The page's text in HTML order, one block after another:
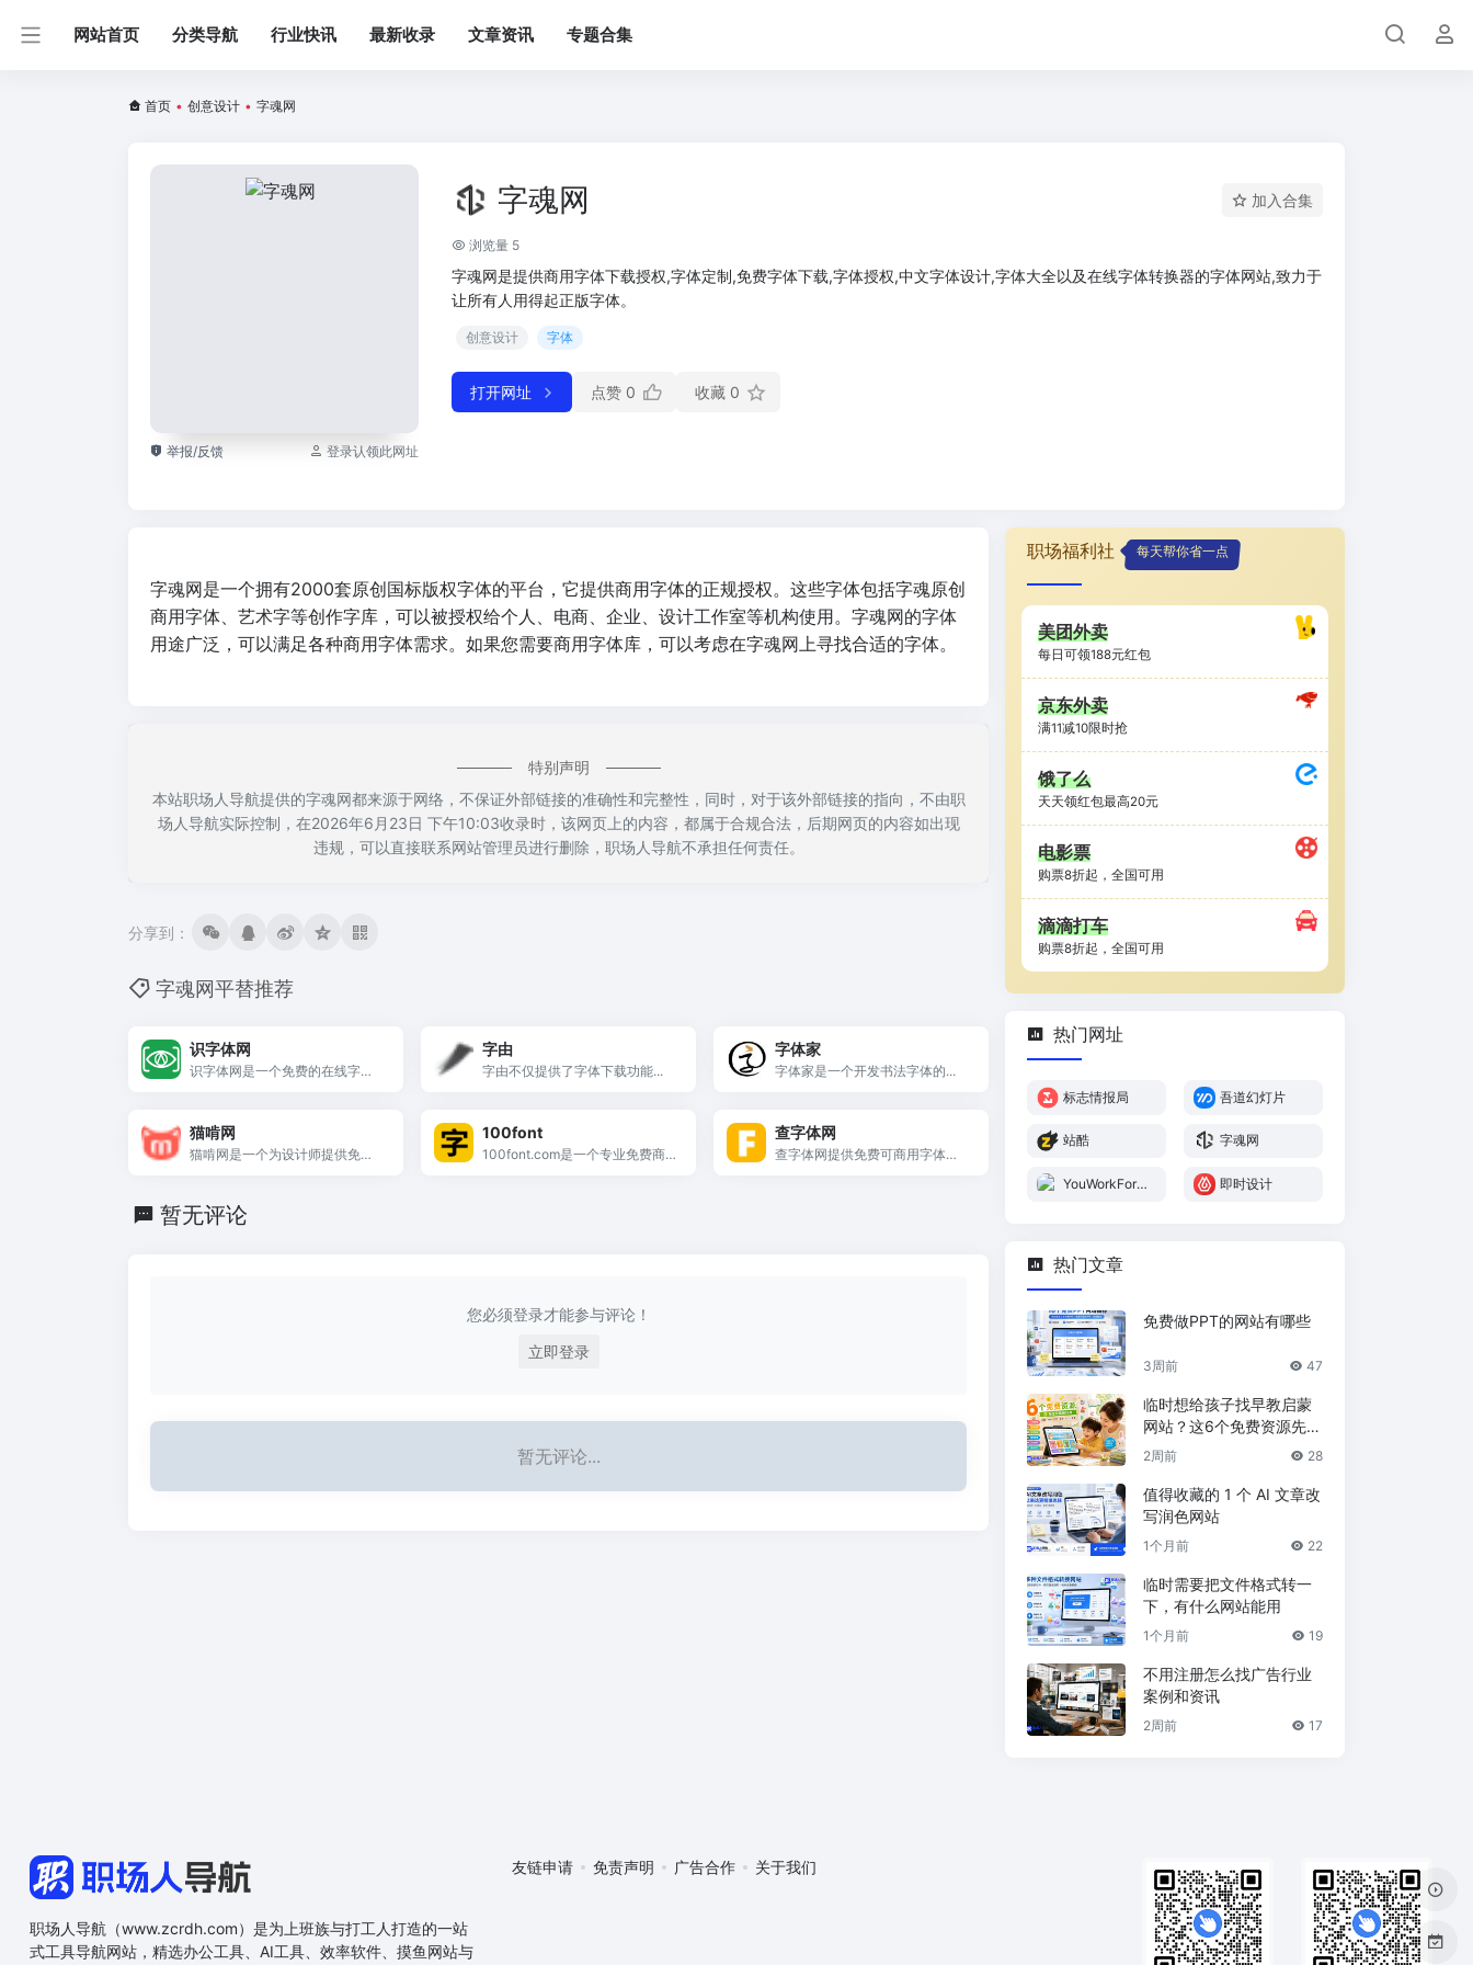
网站首页 分类导航 行业快讯 最新收录 文章资讯 专题合集
首页 • 创意设计 • 字魂网
举报/反馈 登录认领此网址
字魂网 加入合集
浏览量 5
字魂网是提供商用字体下载授权,字体定制,免费字体下载,字体授权,中文字体设计,字体大全以及在线字体转换器的字体网站,致力于
让所有人用得起正版字体。
创意设计 字体
打开网址 点赞 0 收藏 0
字魂网是一个拥有2000套原创国标版权字体的平台，它提供商用字体的正规授权。这些字体包括字魂原创
商用字体、艺术字等创作字库，可以被授权给个人、电商、企业、设计工作室等机构使用。字魂网的字体
用途广泛，可以满足各种商用字体需求。如果您需要商用字体库，可以考虑在字魂网上寻找合适的字体。
特别声明
本站职场人导航提供的字魂网都来源于网络，不保证外部链接的准确性和完整性，同时，对于该外部链接的指向，不由职
场人导航实际控制，在2026年6月23日 下午10:03收录时，该网页上的内容，都属于合规合法，后期网页的内容如出现
违规，可以直接联系网站管理员进行删除，职场人导航不承担任何责任。
分享到：
字魂网平替推荐
识字体网
识字体网是一个免费的在线字体
了免费下载Windows、macOS、
Linux、Android、iOS/iPad/iPho
字由
字由不仅提供了字体下载功能...
字体家
字体家是一个开发书法字体的...
猫啃网
猫啃网是一个为设计师提供免费
权问题的免费商用字体信息，欢
100font
100font.com是一个专业免费商
查字体网
查字体网提供免费可商用字体下
暂无评论
您必须登录才能参与评论！
立即登录
暂无评论...
职场福利社 每天帮你省一点
美团外卖
每日可领188元红包
京东外卖
满11减10限时抢
饿了么
天天领红包最高20元
电影票
购票8折起，全国可用
滴滴打车
购票8折起，全国可用
热门网址
标志情报局 吾道幻灯片
站酷 字魂网
YouWorkForT
即时设计
热门文章
免费做PPT的网站有哪些
3周前 47
临时想给孩子找早教启蒙
网站？这6个免费资源先收
藏
2周前 28
值得收藏的 1 个 AI 文章改
写润色网站
1个月前 22
临时需要把文件格式转一
下，有什么网站能用
1个月前 19
不用注册怎么找广告行业
案例和资讯
2周前 17
职场人导航（www.zcrdh.com）是为上班族与打工人打造的一站
式工具导航网站，精选办公工具、AI工具、效率软件、摸鱼网站与
友链申请 免责声明 广告合作 关于我们